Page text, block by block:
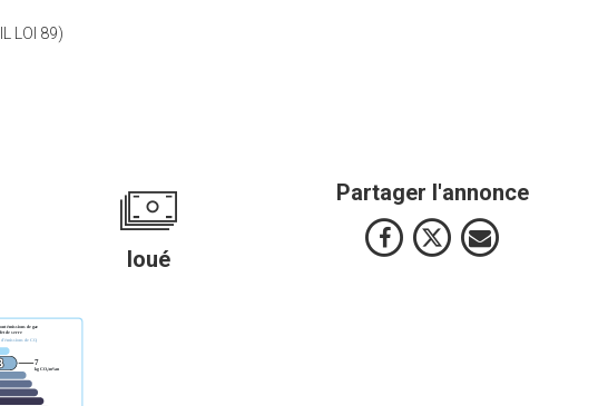
LOI 89)
loué
Partager l'annonce